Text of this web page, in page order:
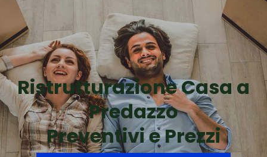
Ristrutturazione Casa a
Predazzo
Preventivi e Prezzi